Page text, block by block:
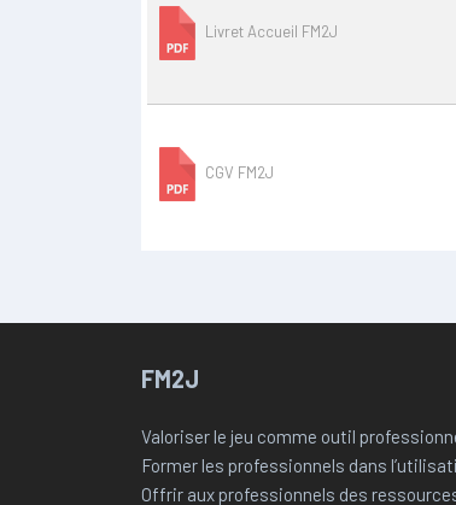
Livret Accueil FM2J
CGV FM2J
FM2J
Valoriser le jeu comme outil
Former les professionnels dans
Offrir aux professionnels des